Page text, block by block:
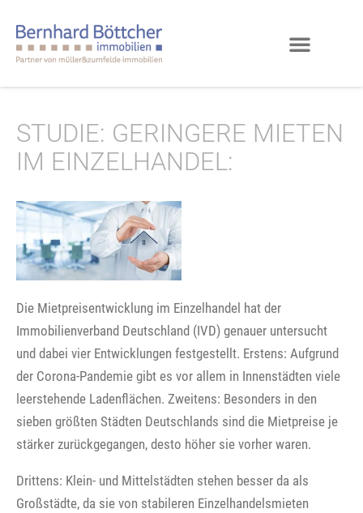
STUDIE: GERINGERE MIETEN
IM EINZELHANDEL:
Die Mietpreisentwicklung im Einzelhandel hat der
Immobilienverband Deutschland (IVD) genauer untersucht
und dabei vier Entwicklungen festgestellt. Erstens: Aufgrund
der Corona-Pandemie gibt es vor allem in Innenstädten viele
leerstehende Ladenflächen. Zweitens: Besonders in den
sieben größten Städten Deutschlands sind die Mietpreise je
stärker zurückgegangen, desto höher sie vorher waren.
Drittens: Klein- und Mittelstädten stehen besser da als
Großstädte, da sie von stabileren Einzelhandelsmieten